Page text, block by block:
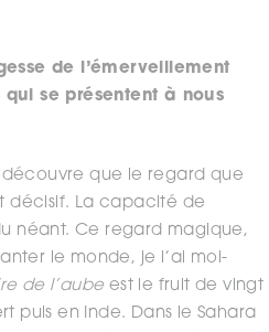
de l’émerveillement
se présentent à nous
que le regard que
décisif. La capacité de
néant. Ce regard magique,
le monde, je l’ai moi-
de l’aube est le fruit de vingt
puis en Inde. Dans le Sahara